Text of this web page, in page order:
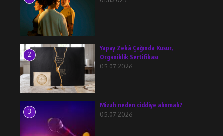
2
Yapay Zekâ Çağında Kusur,
Organiklik Sertifikası
05.07.2026
3
Mizah neden ciddiye alınmalı?
05.07.2026